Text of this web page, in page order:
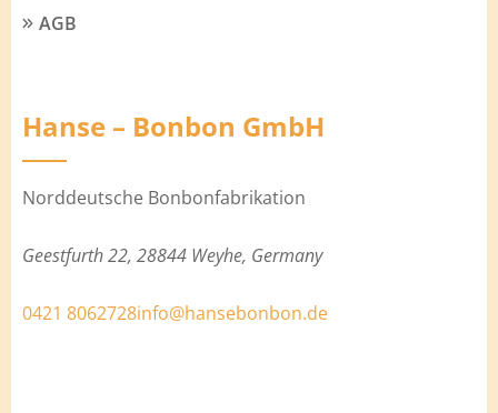
AGB
Hanse – Bonbon GmbH
Norddeutsche Bonbonfabrikation
Geestfurth 22, 28844 Weyhe, Germany
0421 8062728info@hansebonbon.de